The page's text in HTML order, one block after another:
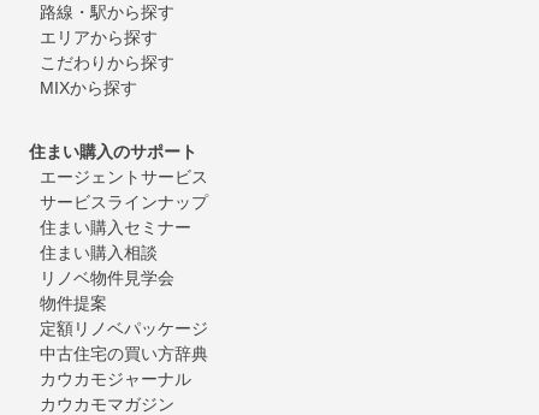
路線・駅から探す
エリアから探す
こだわりから探す
MIXから探す
住まい購入のサポート
エージェントサービス
サービスラインナップ
住まい購入セミナー
住まい購入相談
リノベ物件見学会
物件提案
定額リノベパッケージ
中古住宅の買い方辞典
カウカモジャーナル
カウカモマガジン